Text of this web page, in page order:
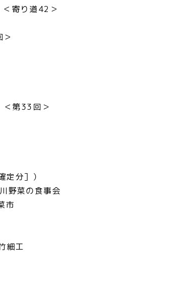
寄り道42＞
第33回＞
分］）
野菜の食事会
市
細工